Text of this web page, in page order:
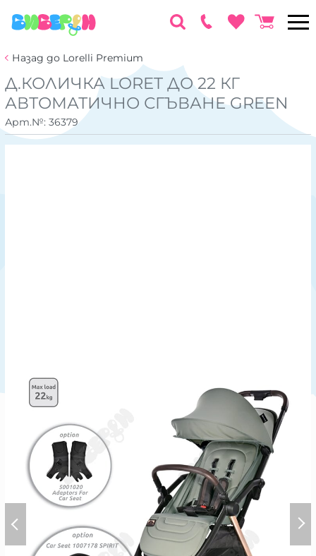
Назад до Lorelli Premium
Д.КОЛИЧКА LORET ДО 22 КГ
АВТОМАТИЧНО СГЪВАНЕ GREEN
Арт.№: 36379